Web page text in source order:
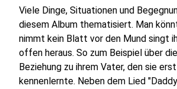
Viele Dinge, Situationen und
diesem Album thematisiert. Man
nimmt kein Blatt vor den Mund singt
offen heraus. So zum Beispiel über
Beziehung zu ihrem Vater, den sie
kennenlernte. Neben dem Lied